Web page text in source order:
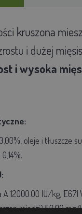
kruszona
i dużej
i wysoka
oleje i tłuszcze
A 12000.00 IU/kg,
miedzi) 50,00